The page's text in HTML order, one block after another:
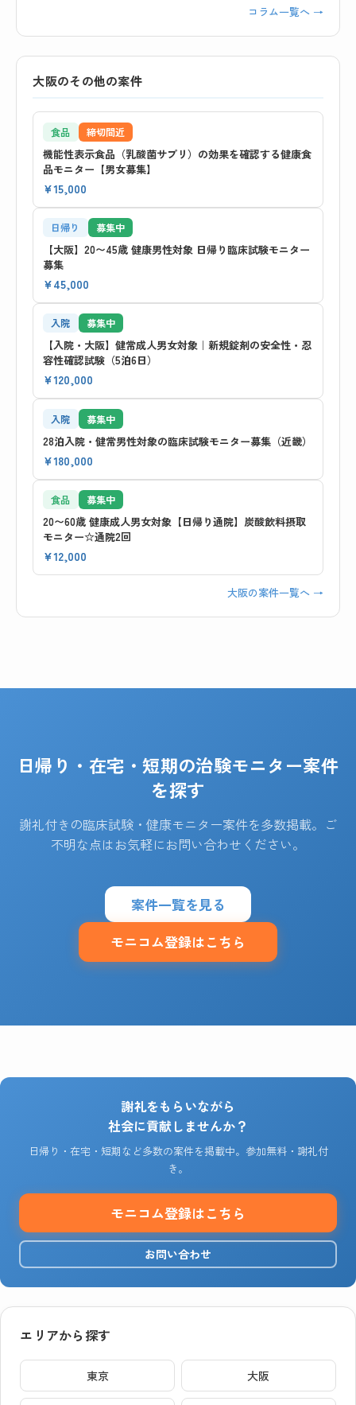
コラム一覧へ →
大阪のその他の案件
食品 締切間近
機能性表示食品（乳酸菌サプリ）の効果を確認する健康食
品モニター【男女募集】
¥15,000
日帰り 募集中
【大阪】20〜45歳 健康男性対象 日帰り臨床試験モニター
募集
¥45,000
入院 募集中
【入院・大阪】健常成人男女対象｜新規錠剤の安全性・忍
容性確認試験（5泊6日）
¥120,000
入院 募集中
28泊入院・健常男性対象の臨床試験モニター募集（近畿）
¥180,000
食品 募集中
20〜60歳 健康成人男女対象【日帰り通院】炭酸飲料摂取
モニター☆通院2回
¥12,000
大阪の案件一覧へ →
日帰り・在宅・短期の治験モニター案件
を探す
謝礼付きの臨床試験・健康モニター案件を多数掲載。ご
不明な点はお気軽にお問い合わせください。
案件一覧を見る
モニコム登録はこちら
謝礼をもらいながら
社会に貢献しませんか？
日帰り・在宅・短期など多数の案件を掲載中。参加無料・謝礼付
き。
モニコム登録はこちら
お問い合わせ
エリアから探す
東京 大阪